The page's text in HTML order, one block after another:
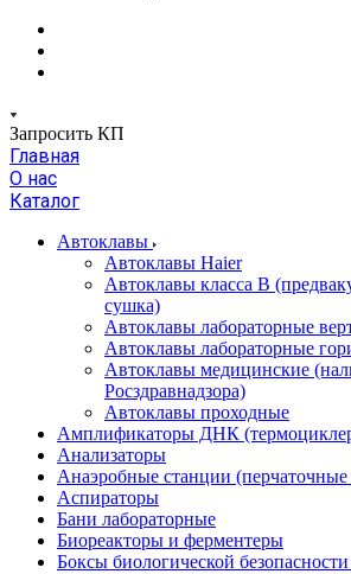
Запросить КП
Главная
О нас
Каталог
Автоклавы
Автоклавы Haier
Автоклавы класса B
сушка)
Автоклавы лабораторные
Автоклавы лабораторные
Автоклавы медицинские
Росздравнадзора)
Автоклавы проходные
Амплификаторы ДНК
Анализаторы
Анаэробные станции
Аспираторы
Бани лабораторные
Биореакторы и ферментеры
Боксы биологической безопасности